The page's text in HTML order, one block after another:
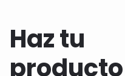
Haz tu
producto